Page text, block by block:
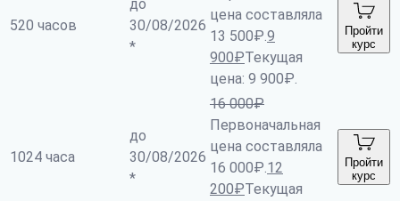
520 часов
до
30/08/2026
*
цена составляла
13 500₽.9
900₽Текущая
цена: 9 900₽.
Пройти
курс
1024 часа
до
30/08/2026
*
16 000₽
Первоначальная
цена составляла
16 000₽.12
200₽Текущая
Пройти
курс